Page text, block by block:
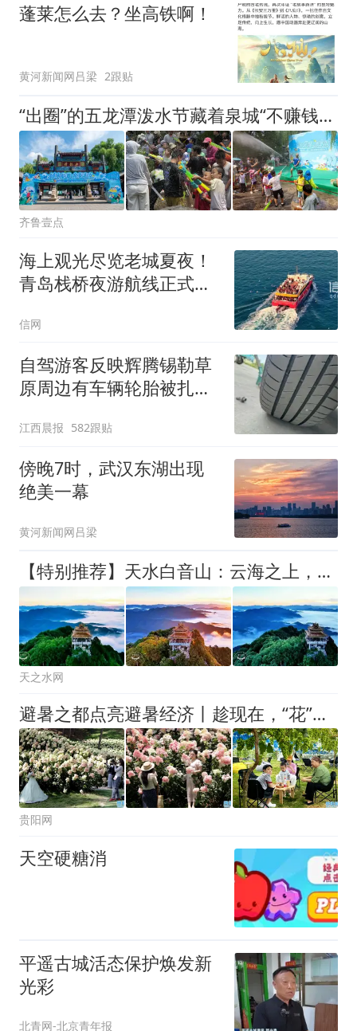
蓬莱怎么去？坐高铁啊！
黄河新闻网吕梁 2跟贴
“出圈”的五龙潭泼水节藏着泉城“不赚钱”的暖心账
齐鲁壹点
海上观光尽览老城夏夜！
青岛栈桥夜游航线正式启
信网
自驾游客反映辉腾锡勒草
原周边有车辆轮胎被扎，
元，官方发布情况通报
江西晨报 582跟贴
傍晚7时，武汉东湖出现
绝美一幕
黄河新闻网吕梁
【特别推荐】天水白音山：云海之上，落日如金
天之水网
避暑之都点亮避暑经济丨趁现在，“花”点时间来贵阳贵安！
贵阳网
天空硬糖消
平遥古城活态保护焕发新
光彩
北青网-北京青年报